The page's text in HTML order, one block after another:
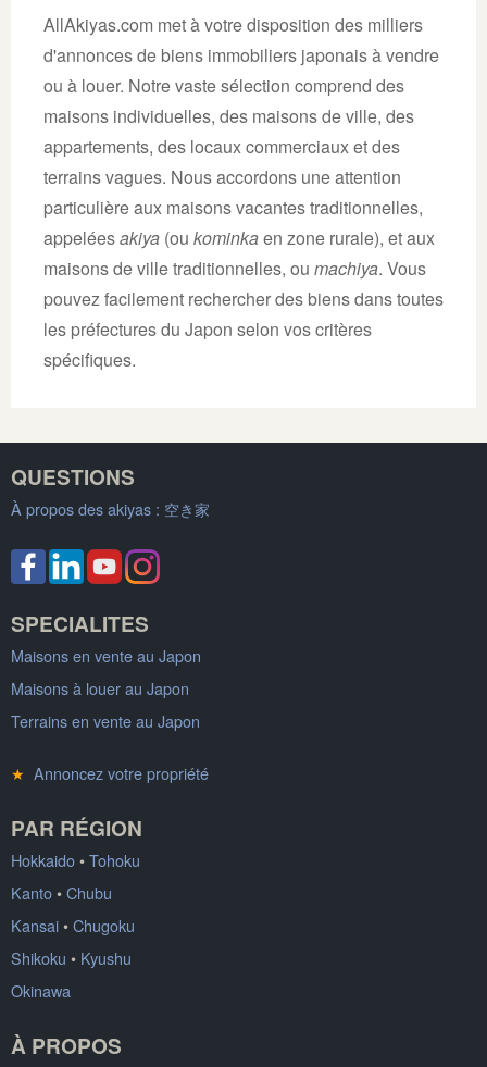
AllAkiyas.com met à votre disposition des milliers
d'annonces de biens immobiliers japonais à vendre
ou à louer. Notre vaste sélection comprend des
maisons individuelles, des maisons de ville, des
appartements, des locaux commerciaux et des
terrains vagues. Nous accordons une attention
particulière aux maisons vacantes traditionnelles,
appeléesakiya (ou kominkaen zone rurale), et aux
maisons de ville traditionnelles, ou machiya. Vous
pouvez facilement rechercher des biens dans toutes
les préfectures du Japon selon vos critères
spécifiques.
QUESTIONS
À propos des akiyas : 空き家
SPECIALITES
Maisons en vente au Japon
Maisons à louer au Japon
Terrains en vente au Japon
★ Annoncez votre propriété
PAR RÉGION
Hokkaido•Tohoku
Kanto•Chubu
Kansai•Chugoku
Shikoku • Kyushu
Okinawa
À PROPOS